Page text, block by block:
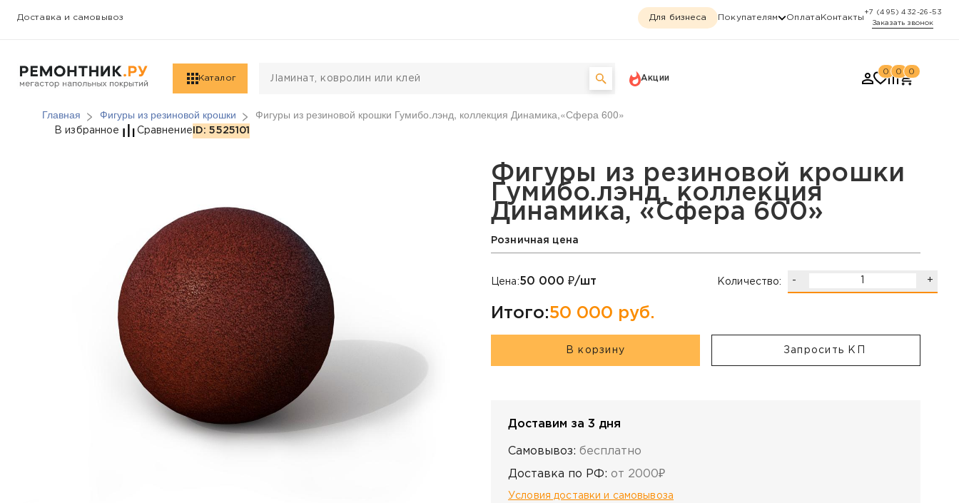
Доставка и самовывоз Для бизнеса Покупателям Оплата Контакты
+7 (495) 432-26-53
Заказать звонок
Каталог Акции
0 0 0
Главная Фигуры из резиновой крошки Фигуры из резиновой крошки Гумибо.лэнд, коллекция Динамика,«Сфера 600»
Фигуры из резиновой крошки Гумибо.лэнд, коллекция Динамика,
В избранное Сравнение ID: 5525101
Фигуры из резиновой крошки
Гумибо.лэнд, коллекция
Динамика, «Сфера 600»
Розничная цена
Цена:50 000 ₽/шт Количество: - +
Итого:50 000 руб.
В корзину Запросить КП
Доставим за 3 дня
Самовывоз: бесплатно
Доставка по РФ: от 2000₽
Условия доставки и самовывоза